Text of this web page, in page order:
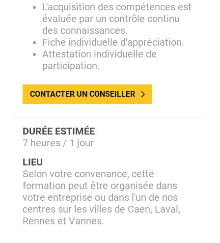
L'acquisition des compétences est
évaluée par un contrôle continu
des connaissances.
Fiche individuelle d'appréciation.
Attestation individuelle de
participation.
CONTACTER UN CONSEILLER
DURÉE ESTIMÉE
7 heures / 1 jour
LIEU
Selon votre convenance, cette
formation peut être organisée dans
votre entreprise ou dans l'un de nos
centres sur les villes de Caen, Laval,
Rennes et Vannes.